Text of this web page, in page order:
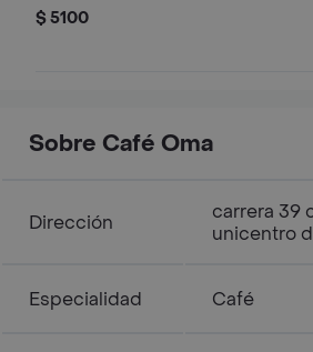
$ 5100
Sobre Café Oma
Dirección
carrera 39
unicentro
Especialidad Café